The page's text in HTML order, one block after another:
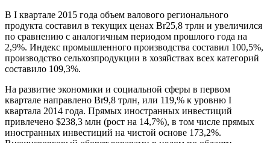
В I квартале 2015 года объем валового регионального
продукта составил в текущих ценах Br25,8 трлн и увеличился
по сравнению с аналогичным периодом прошлого года на
2,9%. Индекс промышленного производства составил 100,5%,
производство сельхозпродукции в хозяйствах всех категорий
составило 109,3%.
На развитие экономики и социальной сферы в первом
квартале направлено Br9,8 трлн, или 119,% к уровню I
квартала 2014 года. Прямых иностранных инвестиций
привлечено $238,3 млн (рост на 14,7%), в том числе прямых
иностранных инвестиций на чистой основе 173,2%.